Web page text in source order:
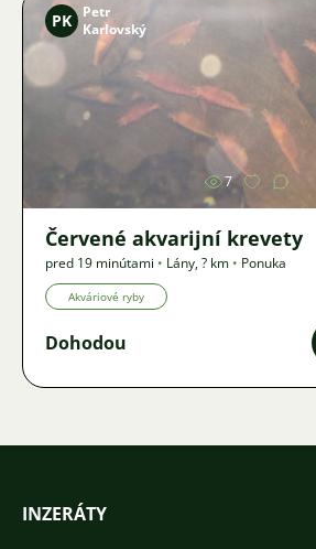
Obrázok
PK
Petr
Karlovský
7
Červené akvarijní krevety
pred 19 minútami • Lány,? km • Ponuka
Akváriové ryby
Dohodou
INZERÁTY